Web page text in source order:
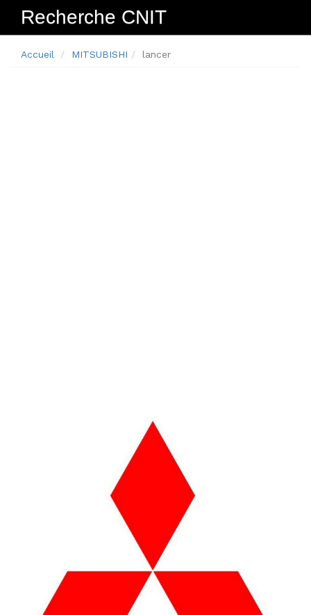
Recherche CNIT
Accueil MITSUBISHI lancer